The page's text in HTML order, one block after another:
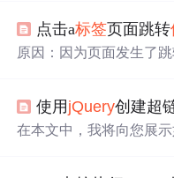
#；百思不得其解，最后
之后就会好了； 所以
了a标签
事件 屏蔽href跳转页面 ...
点击a标签页面跳转
原因：因为页面发生了
列号，然后页面在跳转的
然后与location.href去比
使用 jQuery创建超
在本文中，我将向您展示